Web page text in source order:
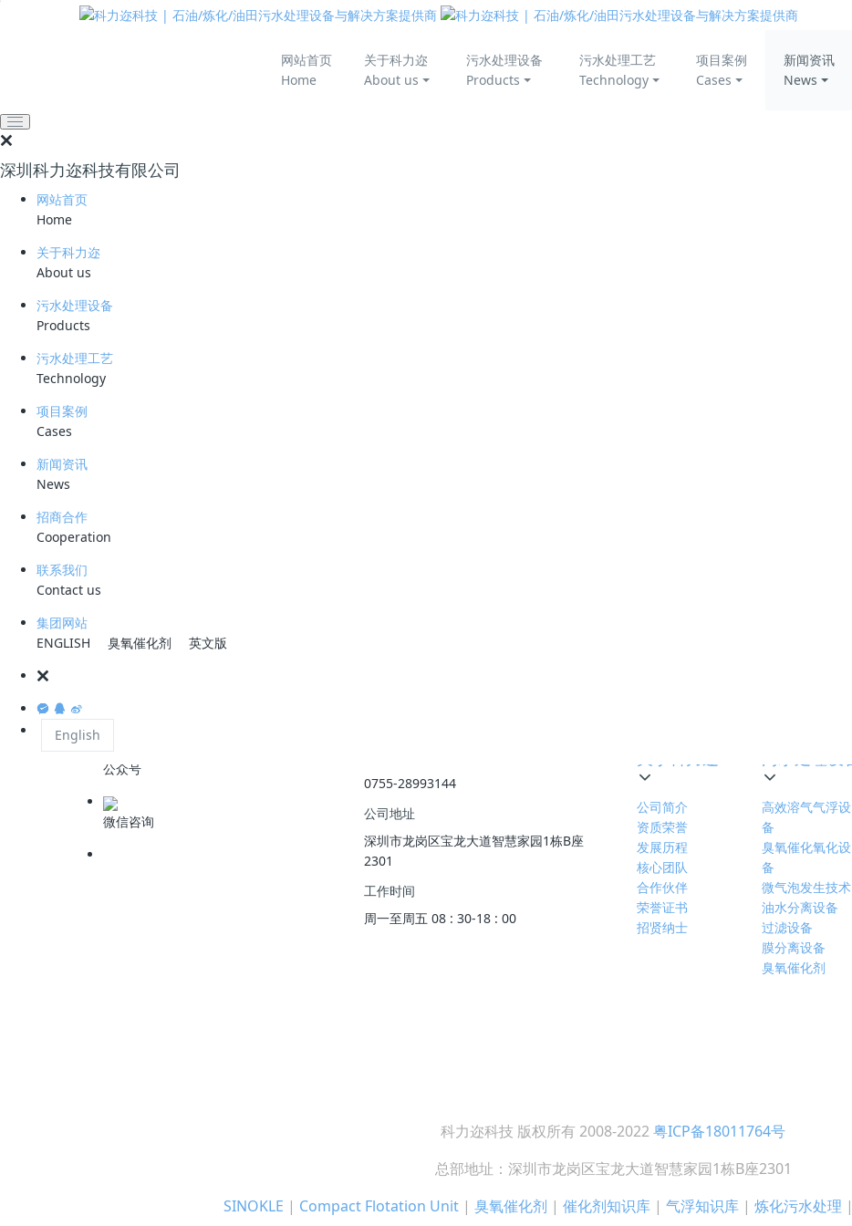
网站首页
Home
关于科力迩
About us
污水处理设备
Products
污水处理工艺
Technology
项目案例
Cases
新闻资讯
News
深圳科力迩科技有限公司
网站首页
Home
关于科力迩
About us
污水处理设备
Products
污水处理工艺
Technology
项目案例
Cases
新闻资讯
News
招商合作
Cooperation
联系我们
Contact us
集团网站
ENGLISH
臭氧催化剂 英文版
English
推动绿色发展 建设美丽中国
公司动态
2026-03-09
生态环境部 2025 新政落地：污水处理厂数智化转型，该如
2026-05-09
公众号
微信咨询
0755-28993144
公司地址
深圳市龙岗区宝龙大道智慧家园1栋B座
2301
工作时间
周一至周五 08 : 30-18 : 00
公司简介
资质荣誉
发展历程
核心团队
合作伙伴
荣誉证书
招贤纳士
高效溶气气浮设
备
臭氧催化氧化设
备
微气泡发生技术
油水分离设备
过滤设备
膜分离设备
臭氧催化剂
科力迩科技 版权所有 2008-2022粤ICP备18011764号
总部地址：深圳市龙岗区宝龙大道智慧家园1栋B座2301
SINOKLE | Compact Flotation Unit| 臭氧催化剂 | 催化剂知识库| 气浮知识库| 炼化污水处理 |